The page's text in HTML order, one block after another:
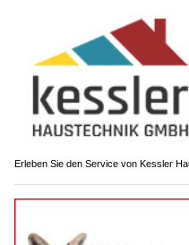
Erleben Sie den Service von Kessler